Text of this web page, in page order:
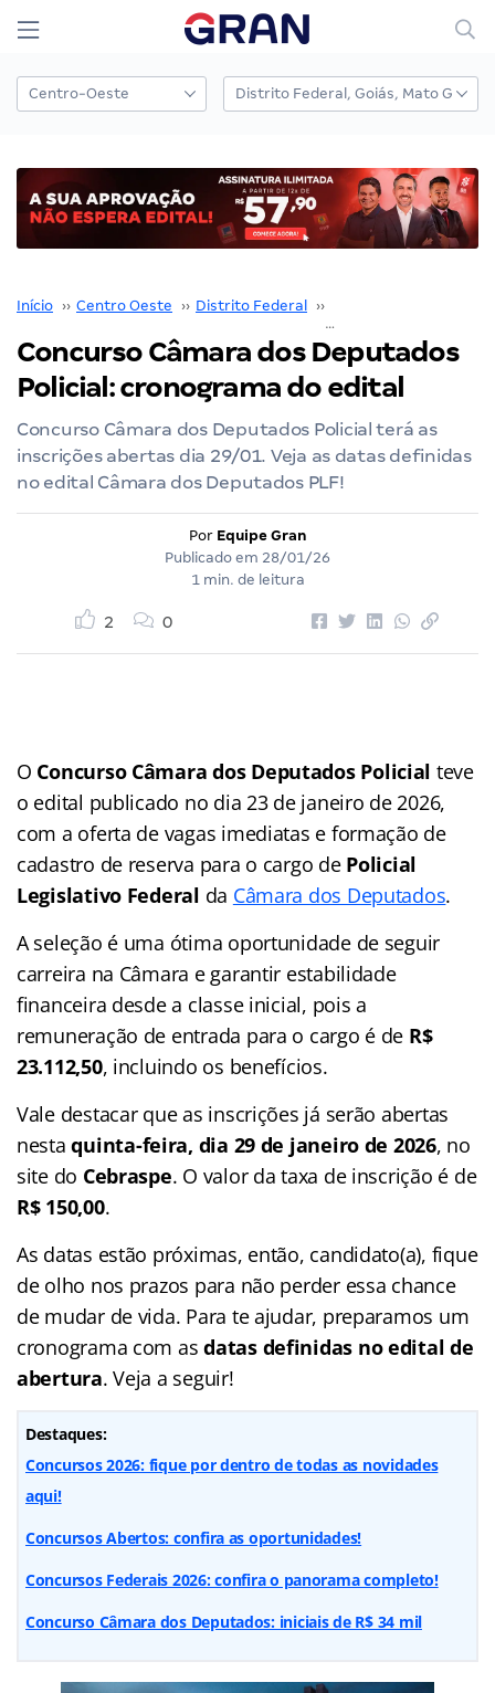
Início ›› Centro Oeste ›› Distrito Federal ››
Concurso Câmara dos Deputados
Policial: cronograma do edital
Concurso Câmara dos Deputados Policial terá as
inscrições abertas dia 29/01. Veja as datas definidas
no edital Câmara dos Deputados PLF!
Por Equipe Gran
Publicado em 28/01/26
1 min. de leitura
2 0
O Concurso Câmara dos Deputados Policial teve
o edital publicado no dia 23 de janeiro de 2026,
com a oferta de vagas imediatas e formação de
cadastro de reserva para o cargo de Policial
Legislativo Federal da Câmara dos Deputados.
A seleção é uma ótima oportunidade de seguir
carreira na Câmara e garantir estabilidade
financeira desde a classe inicial, pois a
remuneração de entrada para o cargo é de R$
23.112,50, incluindo os benefícios.
Vale destacar que as inscrições já serão abertas
nestaquinta-feira, dia 29 de janeiro de 2026, no
site do Cebraspe. O valor da taxa de inscrição é de
R$ 150,00.
As datas estão próximas, então, candidato(a), fique
de olho nos prazos para não perder essa chance
de mudar de vida. Para te ajudar, preparamos um
cronograma com asdatas definidas no edital de
abertura. Veja a seguir!
Destaques:
Concursos 2026: fique por dentro de todas as novidades
aqui!
Concursos Abertos: confira as oportunidades!
Concursos Federais 2026: confira o panorama completo!
Concurso Câmara dos Deputados: iniciais de R$ 34 mil